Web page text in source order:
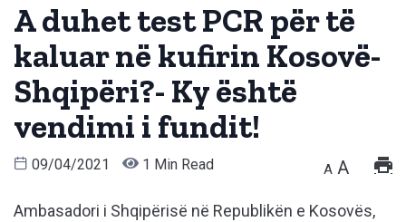
A duhet test PCR për të
kaluar në kufirin Kosovë-
Shqipëri?- Ky është
vendimi i fundit!
09/04/2021 1 Min Read A A
Ambasadori i Shqipërisë në Republikën e Kosovës,